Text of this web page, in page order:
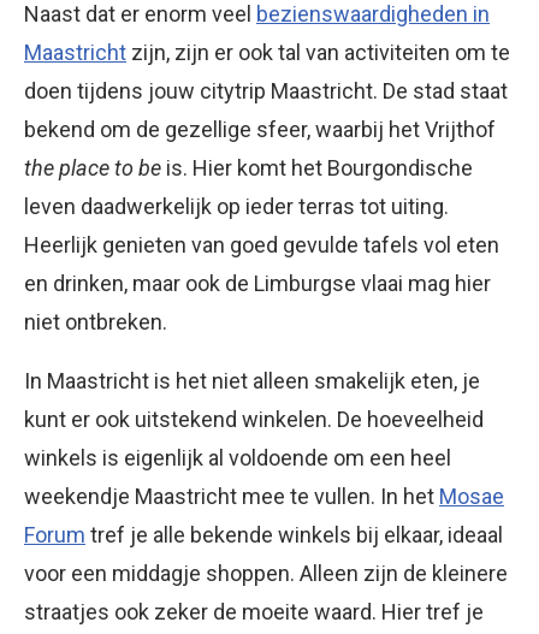
Naast dat er enorm veel bezienswaardigheden in
Maastricht zijn, zijn er ook tal van activiteiten om te
doen tijdens jouw citytrip Maastricht. De stad staat
bekend om de gezellige sfeer, waarbij het Vrijthof
the place to be is. Hier komt het Bourgondische
leven daadwerkelijk op ieder terras tot uiting.
Heerlijk genieten van goed gevulde tafels vol eten
en drinken, maar ook de Limburgse vlaai mag hier
niet ontbreken.
In Maastricht is het niet alleen smakelijk eten, je
kunt er ook uitstekend winkelen. De hoeveelheid
winkels is eigenlijk al voldoende om een heel
weekendje Maastricht mee te vullen. In het Mosae
Forum tref je alle bekende winkels bij elkaar, ideaal
voor een middagje shoppen. Alleen zijn de kleinere
straatjes ook zeker de moeite waard. Hier tref je